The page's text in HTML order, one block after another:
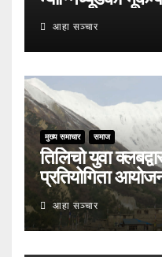
आहा सञ्चार
मुख्य समाचार समाज
तिलिचो युवा
प्रतियोगिता
आहा सञ्चार